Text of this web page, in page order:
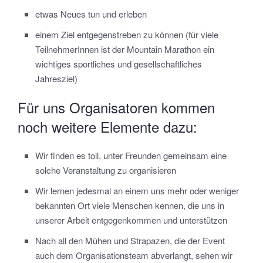
etwas Neues tun und erleben
einem Ziel entgegenstreben zu können (für viele
TeilnehmerInnen ist der Mountain Marathon ein
wichtiges sportliches und gesellschaftliches
Jahresziel)
Für uns Organisatoren kommen
noch weitere Elemente dazu:
Wir finden es toll, unter Freunden gemeinsam eine
solche Veranstaltung zu organisieren
Wir lernen jedesmal an einem uns mehr oder weniger
bekannten Ort viele Menschen kennen, die uns in
unserer Arbeit entgegenkommen und unterstützen
Nach all den Mühen und Strapazen, die der Event
auch dem Organisationsteam abverlangt, sehen wir